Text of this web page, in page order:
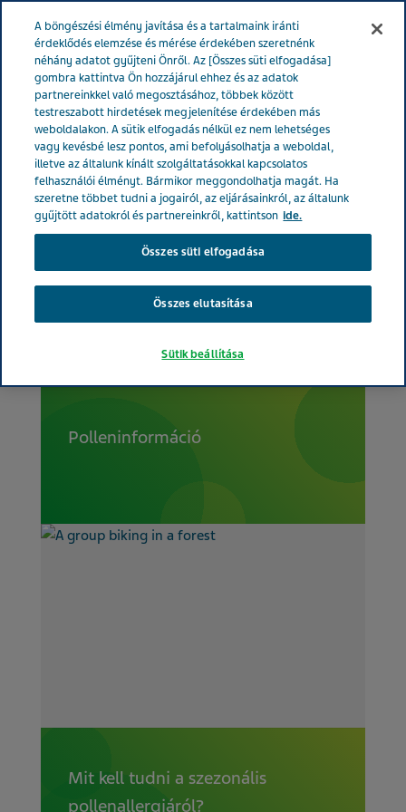
Magyarország Betegeknek Allergia
Allergia
Polleninformáció
Mit kell tudni a szezonális
pollenallergiáról?
A böngészési élmény javítása és a tartalmaink iránti
érdeklődés elemzése és mérése érdekében szeretnénk
néhány adatot gyűjteni Önről. Az [Összes süti elfogadása]
gombra kattintva Ön hozzájárul ehhez és az adatok
partnereinkkel való megosztásához, többek között
testreszabott hirdetések megjelenítése érdekében más
weboldalakon. A sütik elfogadás nélkül ez nem lehetséges
vagy kevésbé lesz pontos, ami befolyásolhatja a weboldal,
illetve az általunk kínált szolgáltatásokkal kapcsolatos
felhasználói élményt. Bármikor meggondolhatja magát. Ha
szeretne többet tudni a jogairól, az eljárásainkról, az általunk
gyűjtött adatokról és partnereinkről, kattintson ide.
Összes süti elfogadása
Összes elutasítása
Sütik beállítása